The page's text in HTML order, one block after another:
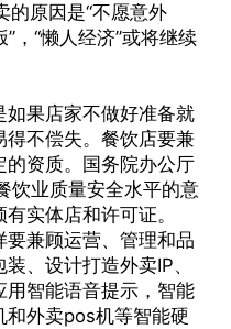
的原因是“不愿意外
，“懒人经济”或将继续
果店家不做好准备就
不偿失。餐饮店要兼
资质。国务院办公厅
饮业质量安全水平的意
实体店和许可证。
兼顾运营、管理和品
、设计打造外卖IP、
智能语音提示，智能
和外卖pos机等智能硬